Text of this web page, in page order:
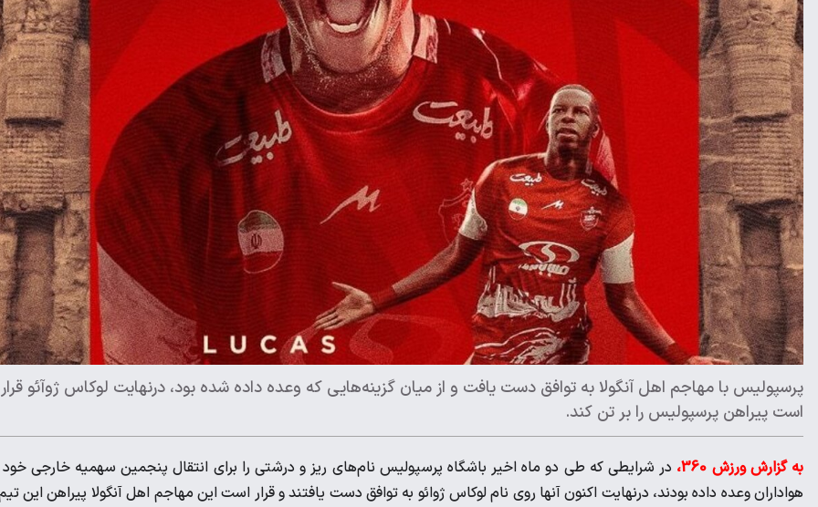
پرسپولیس با مهاجم اهل آنگولا به توافق دست یافت و از میان گزینه‌هایی که وعده داده شده بود، درنهایت لوکاس ژوآئو قرار
است پیراهن پرسپولیس را بر تن کند.
به گزارش ورزش 360،
در شرایطی که طی دو ماه اخیر باشگاه پرسپولیس نام‌های ریز و درشتی را برای انتقال پنجمین سهمیه خارجی خود
هواداران وعده داده بودند، درنهایت اکنون آنها روی نام لوکاس ژوائو به توافق دست یافتند و قرار است این مهاجم اهل آنگولا پیراهن این